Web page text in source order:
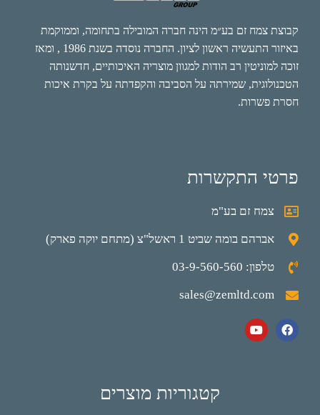
קבוצת צמח זם בע״מ הינה חברה המובילה בתחומה, וממוקמת
באיזור התעשיה ראשון לציון. החברה נוסדה בשנת 1986 , ומאז
זוכה למוניטין רב הודות למגוון מוצריה האיכותיים, חדשנותה
הטכנולוגית, שמירתה על הסביבה והקפדתה על בקרת איכות
חסרת פשרות.
פרטי התקשרות
צמח זם בע"מ
אברהם בומה שביט 1 ראשל"צ (מתחם יוקה פארק)
טלפון: 03-9-560-560
sales@zemltd.com
קטגוריות מוצרים